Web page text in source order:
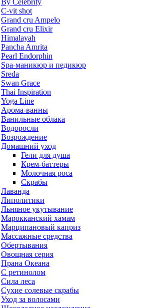
By Celebrity
C-vit shot
Grand cru Ampelo
Grand сru Elixir
Himalayah
Pancha Amrita
Pearl Endorphin
Spa-маникюр и педикюр
Sreda
Swan Grace
Thai Inspiration
Yoga Line
Арома-ванны
Ванильные облака
Водоросли
Возрождение
Домашний уход
Гели для душа
Крем-баттеры
Молочная роса
Скрабы
Лаванда
Липолитики
Льняное укутывание
Марокканский хамам
Марципановый каприз
Массажные средства
Обертывания
Овощная серия
Прана Океана
С ретинолом
Сила леса
Сухие солевые скрабы
Уход за волосами